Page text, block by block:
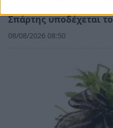
Σπάρτης υποδέχεται
08/08/2026 08:50